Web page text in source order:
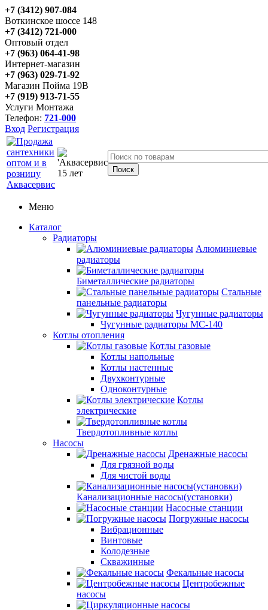
+7 (3412) 907-084
Воткинское шоссе 148
+7 (3412) 721-000
Оптовый отдел
+7 (963) 064-41-98
Интернет-магазин
+7 (963) 029-71-92
Магазин Пойма 19В
+7 (919) 913-71-55
Услуги Монтажа
Телефон: 721-000
Вход Регистрация
Меню
Каталог
Радиаторы
Алюминиевые
радиаторы
Биметаллические радиаторы
Стальные
панельные радиаторы
Чугунные радиаторы
Чугунные радиаторы МС-140
Котлы отопления
Котлы газовые
Котлы напольные
Котлы настенные
Двухконтурные
Одноконтурные
Котлы
электрические
Твердотопливные котлы
Насосы
Дренажные насосы
Для грязной воды
Для чистой воды
Канализационные насосы(установки)
Насосные станции
Погружные насосы
Вибрационные
Винтовые
Колодезные
Скважинные
Фекальные насосы
Центробежные
насосы